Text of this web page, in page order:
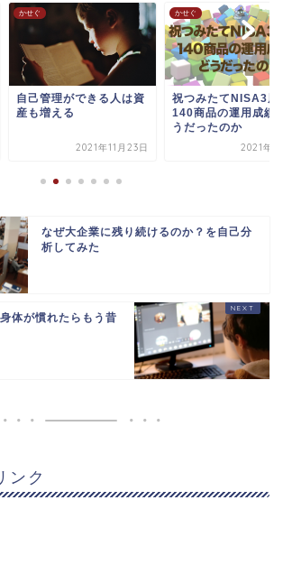
かせぐ
祝つみたてNISA3周年！
140商品の運用成績はど
2021年2月9日
かせぐ
新社会人は必見！今
世界へ投資して資産
を始めよう
2021年4
なぜ大企業に残り続けるのか？を自己分
析してみた
体が慣れたらもう昔
ンク